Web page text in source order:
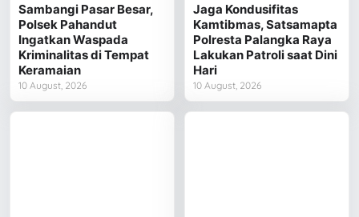
Sambangi Pasar Besar,
Polsek Pahandut
Ingatkan Waspada
Kriminalitas di Tempat
Keramaian
10 August, 2026
Jaga Kondusifitas
Kamtibmas, Satsamapta
Polresta Palangka Raya
Lakukan Patroli saat Dini
Hari
10 August, 2026